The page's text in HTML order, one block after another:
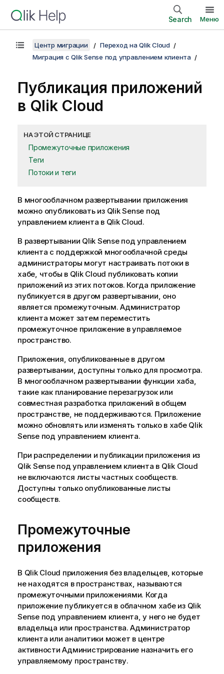
Search Меню
Центр миграции
Переход на Qlik Cloud
Миграция с Qlik Sense под управлением клиента
Публикация приложений
в Qlik Cloud
НА ЭТОЙ СТРАНИЦЕ
Промежуточные приложения
Теги
Потоки и теги
В многооблачном развертывании приложения
можно опубликовать из Qlik Sense под
управлением клиента в Qlik Cloud.
В развертывании Qlik Senseпод управлением
клиента с поддержкой многооблачной среды
администраторы могут настраивать потоки в
хабе, чтобы в Qlik Cloud публиковать копии
приложений из этих потоков. Когда приложение
публикуется в другом развертывании, оно
является промежуточным. Администратор
клиента может затем переместить
промежуточное приложение в управляемое
пространство.
Приложения, опубликованные в другом
развертывании, доступны только для просмотра.
В многооблачном развертывании функции хаба,
такие как планирование перезагрузок или
совместная разработка приложений в общем
пространстве, не поддерживаются. Приложение
можно обновлять или изменять только в хабе Qlik
Senseпод управлением клиента.
При распределении и публикации приложения из
Qlik Senseпод управлением клиента в Qlik Cloud
не включаются листы частных сообществ.
Доступны только опубликованные листы
сообществ.
Промежуточные
приложения
В Qlik Cloud приложения без владельцев, которые
не находятся в пространствах, называются
промежуточными приложениями. Когда
приложение публикуется в облачном хабе из Qlik
Senseпод управлением клиента, у него не будет
владельца или пространства. Администратор
клиента или аналитики может в центре
активностиАдминистрирование назначить его
управляемому пространству.